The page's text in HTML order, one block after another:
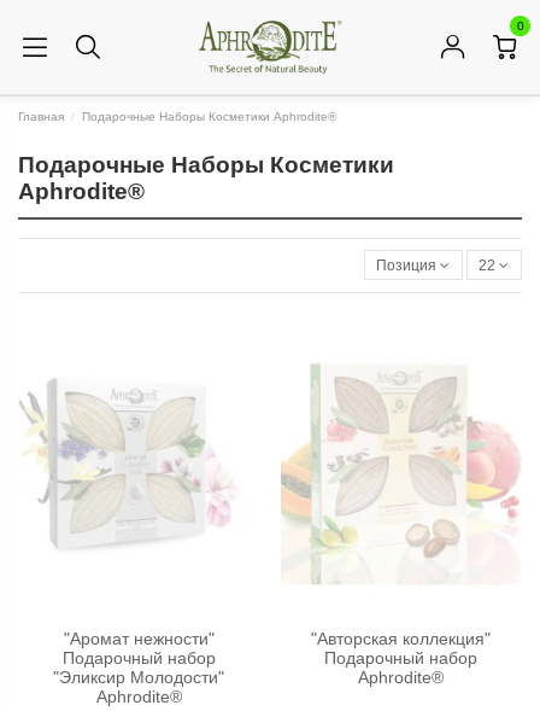
0
Главная Подарочные Наборы Косметики Aphrodite®
Подарочные Наборы Косметики
Aphrodite®
Позиция 22
"Аромат нежности"
Подарочный набор
"Эликсир Молодости"
Aphrodite®
"Авторская коллекция"
Подарочный набор
Aphrodite®